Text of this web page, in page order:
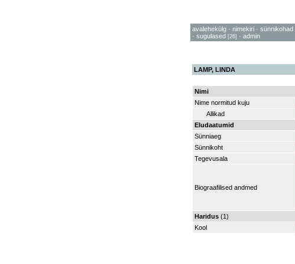
avalehekülg · nimekiri · sünnikohad
· sugulased [26] · admin
LAMP, LINDA
Nimi
Nime normitud kuju
Allikad
Eludaatumid
Sünniaeg
Sünnikoht
Tegevusala
Biograafilised andmed
Haridus (1)
Kool